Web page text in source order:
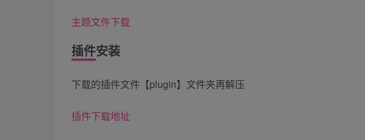
主题文件下载
插件安装
下载的插件文件【plugin】文件夹再解压
插件下载地址